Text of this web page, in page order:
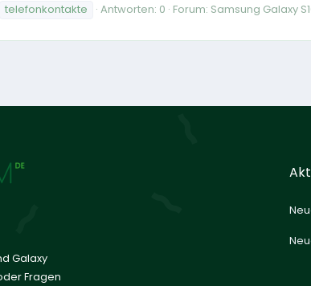
telefonkontakte Antworten: 0 Forum: Samsung Galaxy
Galaxy
Fragen